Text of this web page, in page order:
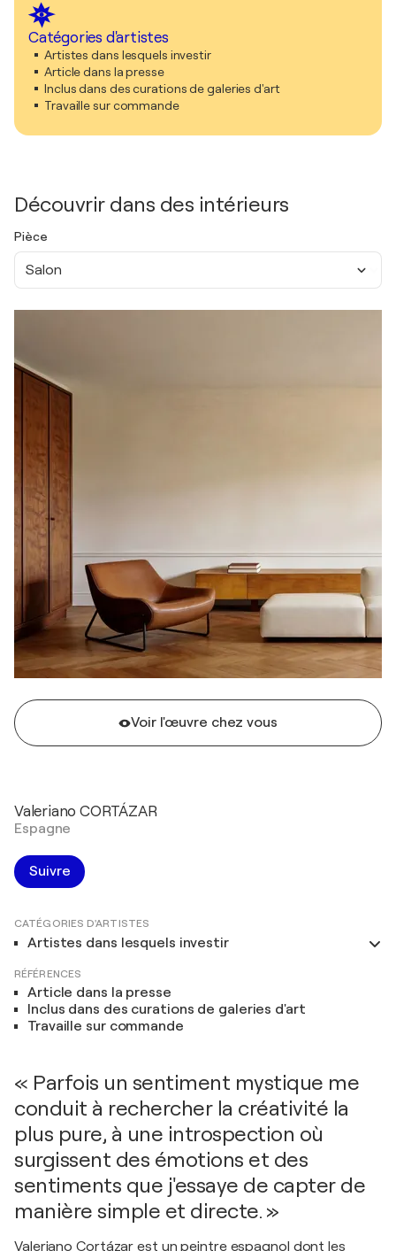
Catégories d'artistes
Artistes dans lesquels investir
Article dans la presse
Inclus dans des curations de galeries d'art
Travaille sur commande
Découvrir dans des intérieurs
Pièce
Salon
Voir l'œuvre chez vous
Valeriano CORTÁZAR
Espagne
Suivre
CATÉGORIES D'ARTISTES
Artistes dans lesquels investir
RÉFÉRENCES
Article dans la presse
Inclus dans des curations de galeries d'art
Travaille sur commande
« Parfois un sentiment mystique me
conduit à rechercher la créativité la
plus pure, à une introspection où
surgissent des émotions et des
sentiments que j'essaye de capter de
manière simple et directe. »
Valeriano Cortázar est un peintre espagnol dont les